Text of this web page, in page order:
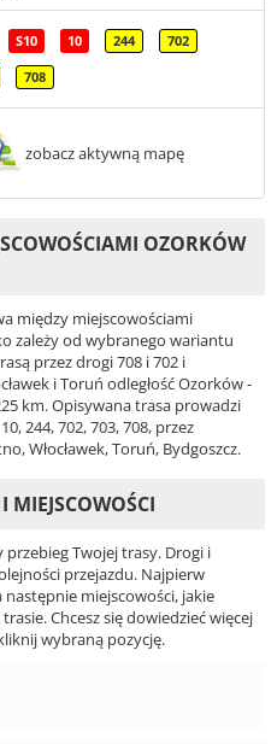
S10 10 244 702
708
zobacz aktywną mapę
OZORKÓW
między miejscowościami
zależy od wybranego wariantu
przez drogi 708 i 702 i
i Toruń odległość Ozorków -
km. Opisywana trasa prowadzi
244, 702, 703, 708, przez
Włocławek, Toruń, Bydgoszcz.
MIEJSCOWOŚCI
Twojej trasy. Drogi i
przejazdu. Najpierw
miejscowości, jakie
Chcesz się dowiedzieć więcej
wybraną pozycję.